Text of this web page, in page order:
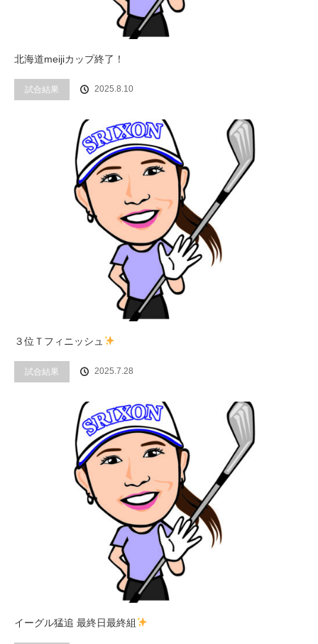
北海道meijiカップ終了！
試合結果 2025.8.10
３位Ｔフィニッシュ
試合結果 2025.7.28
イーグル猛追 最終日最終組